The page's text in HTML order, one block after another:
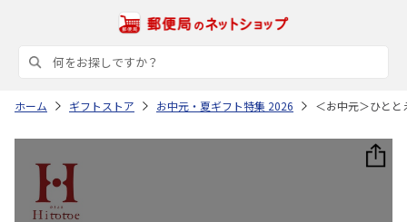
ホーム ギフトストア お中元・夏ギフト特集 2026 ＜お中元＞ひと